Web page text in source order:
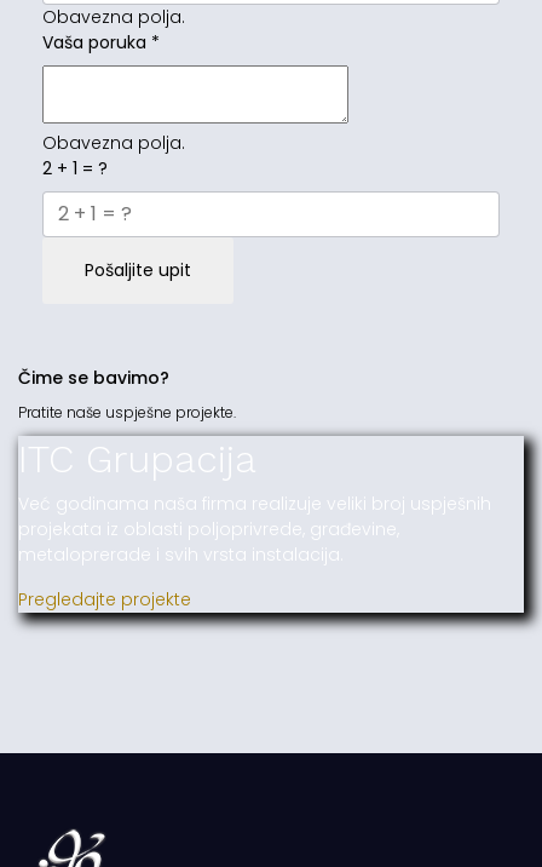
Obavezna polja.
Vaša poruka *
Obavezna polja.
2 + 1 = ?
Pošaljite upit
Čime se bavimo?
Pratite naše uspješne projekte.
ITC Grupacija
Već godinama naša firma realizuje veliki broj uspješnih
projekata iz oblasti poljoprivrede, građevine,
metaloprerade i svih vrsta instalacija.
Pregledajte projekte